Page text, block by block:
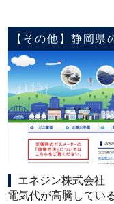
【その他】静岡県
エネジン株式会社
電気代が高騰してい